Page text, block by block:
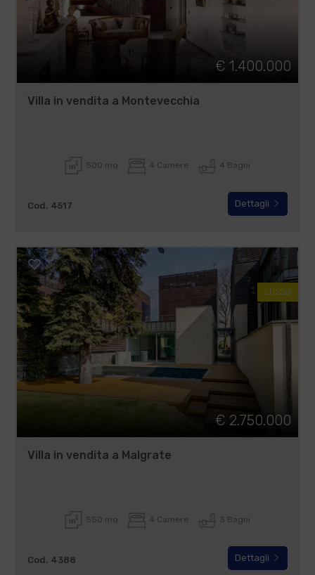
€ 1.400.000
Villa in vendita a Montevecchia
500 mq 4 Camere 4 Bagni
Cod. 4517 Dettagli
LUSSO
€ 2.750.000
Villa in vendita a Malgrate
550 mq 4 Camere 3 Bagni
Cod. 4388 Dettagli